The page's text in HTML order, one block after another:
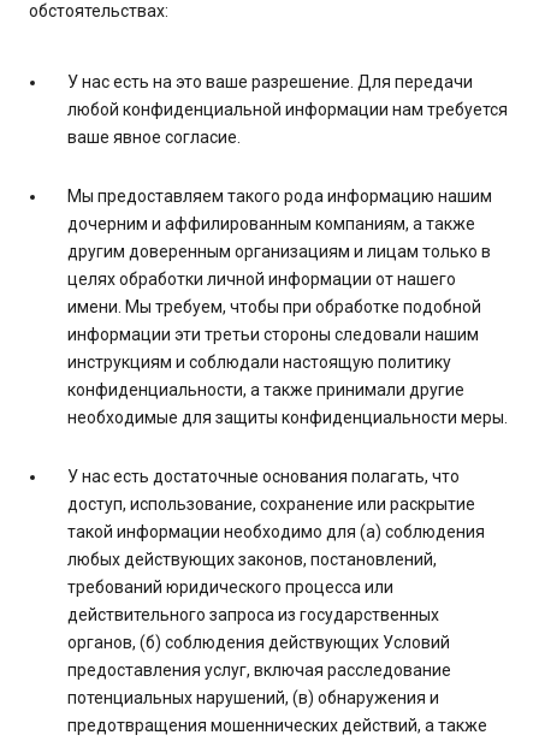
обстоятельствах:
У нас есть на это ваше разрешение. Для передачи
любой конфиденциальной информации нам требуется
ваше явное согласие.
Мы предоставляем такого рода информацию нашим
дочерним и аффилированным компаниям, а также
другим доверенным организациям и лицам только в
целях обработки личной информации от нашего
имени. Мы требуем, чтобы при обработке подобной
информации эти третьи стороны следовали нашим
инструкциям и соблюдали настоящую политику
конфиденциальности, а также принимали другие
необходимые для защиты конфиденциальности меры.
У нас есть достаточные основания полагать, что
доступ, использование, сохранение или раскрытие
такой информации необходимо для (а) соблюдения
любых действующих законов, постановлений,
требований юридического процесса или
действительного запроса из государственных
органов, (б) соблюдения действующих Условий
предоставления услуг, включая расследование
потенциальных нарушений, (в) обнаружения и
предотвращения мошеннических действий, а также